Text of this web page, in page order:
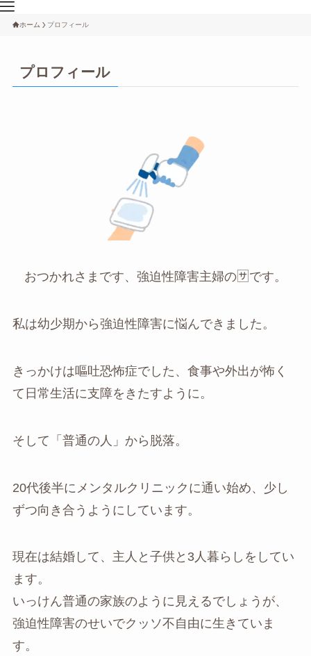
ホーム プロフィール
プロフィール
おつかれさまです、強迫性障害主婦の🈂です。
私は幼少期から強迫性障害に悩んできました。
きっかけは嘔吐恐怖症でした、食事や外出が怖く
て日常生活に支障をきたすように。
そして「普通の人」から脱落。
20代後半にメンタルクリニックに通い始め、少し
ずつ向き合うようにしています。
現在は結婚して、主人と子供と3人暮らしをしてい
ます。
いっけん普通の家族のように見えるでしょうが、
強迫性障害のせいでクッソ不自由に生きていま
す。